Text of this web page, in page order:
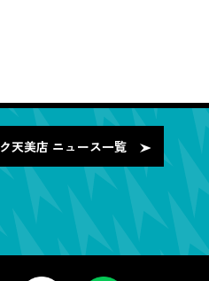
天美店 ニュース一覧